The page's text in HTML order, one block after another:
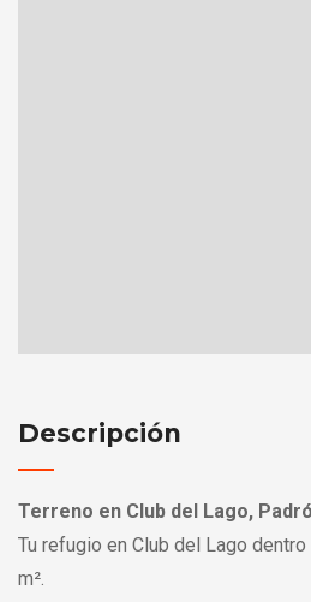
Descripción
Terreno en Club del Lago,
Tu refugio en Club del Lago
m².